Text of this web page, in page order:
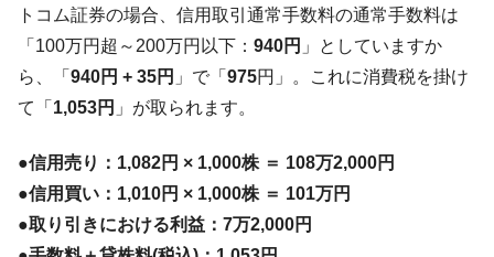
トコム証券の場合、信用取引通常手数料の通常手数料は
「100万円超～200万円以下： 940円 」としていますか
ら、「 940円 + 35円 」で「 975円」。これに消費税を掛け
て「 1,053円 」が取られます。
●信用売り：1,082円 × 1,000株 ＝ 108万2,000円
●信用買い：1,010円 × 1,000株 ＝ 101万円
●取り引きにおける利益：7万2,000円